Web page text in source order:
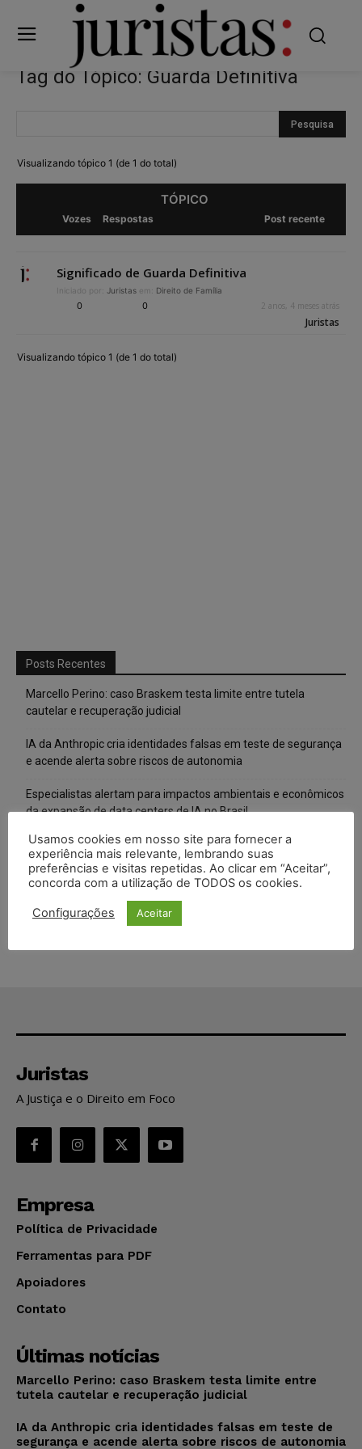
Tag do Tópico: Guarda Definitiva
Visualizando tópico 1 (de 1 do total)
TÓPICO
Vozes Respostas Post recente
Significado de Guarda Definitiva
Iniciado por: Juristas em: Direito de Família
0 0 2 anos, 4 meses atrás
Juristas
Visualizando tópico 1 (de 1 do total)
Posts Recentes
Marcello Perino: caso Braskem testa limite entre tutela
cautelar e recuperação judicial
IA da Anthropic cria identidades falsas em teste de segurança
e acende alerta sobre riscos de autonomia
Especialistas alertam para impactos ambientais e econômicos
da expansão de data centers de IA no Brasil
TSE reforça que sistemas das urnas eletrônicas tornam-se
invioláveis após assinatura digital e lacração
STF inicia julgamento sobre constitucionalidade da proibição
dos jogos de azar no Brasil
Juristas
A Justiça e o Direito em Foco
Empresa
Política de Privacidade
Ferramentas para PDF
Apoiadores
Contato
Últimas notícias
Marcello Perino: caso Braskem testa limite entre
tutela cautelar e recuperação judicial
IA da Anthropic cria identidades falsas em teste de
segurança e acende alerta sobre riscos de autonomia
Usamos cookies em nosso site para fornecer a
experiência mais relevante, lembrando suas
preferências e visitas repetidas. Ao clicar em “Aceitar”,
concorda com a utilização de TODOS os cookies.
Configurações Aceitar